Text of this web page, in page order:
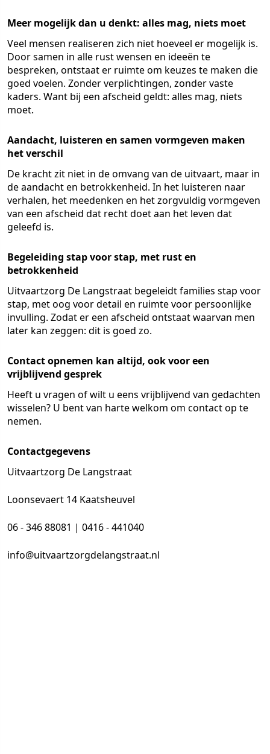
Meer mogelijk dan u denkt: alles mag, niets moet
Veel mensen realiseren zich niet hoeveel er mogelijk is.
Door samen in alle rust wensen en ideeën te
bespreken, ontstaat er ruimte om keuzes te maken die
goed voelen. Zonder verplichtingen, zonder vaste
kaders. Want bij een afscheid geldt: alles mag, niets
moet.
Aandacht, luisteren en samen vormgeven maken
het verschil
De kracht zit niet in de omvang van de uitvaart, maar in
de aandacht en betrokkenheid. In het luisteren naar
verhalen, het meedenken en het zorgvuldig vormgeven
van een afscheid dat recht doet aan het leven dat
geleefd is.
Begeleiding stap voor stap, met rust en
betrokkenheid
Uitvaartzorg De Langstraat begeleidt families stap voor
stap, met oog voor detail en ruimte voor persoonlijke
invulling. Zodat er een afscheid ontstaat waarvan men
later kan zeggen: dit is goed zo.
Contact opnemen kan altijd, ook voor een
vrijblijvend gesprek
Heeft u vragen of wilt u eens vrijblijvend van gedachten
wisselen? U bent van harte welkom om contact op te
nemen.
Contactgegevens
Uitvaartzorg De Langstraat
Loonsevaert 14 Kaatsheuvel
06 - 346 88081 | 0416 - 441040
info@uitvaartzorgdelangstraat.nl